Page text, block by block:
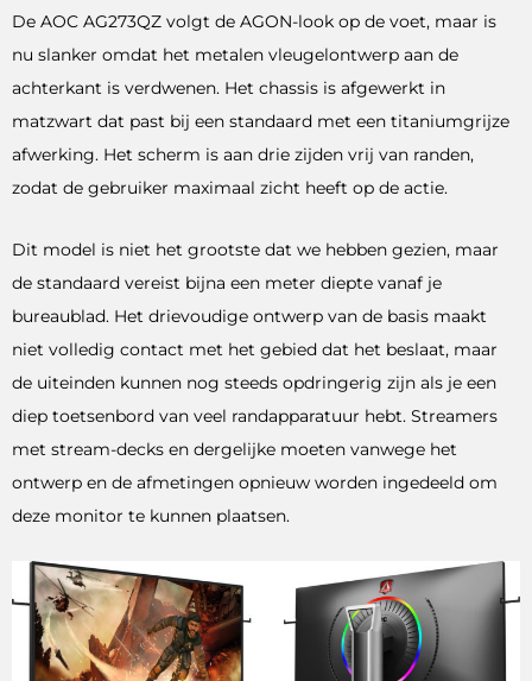
De AOC AG273QZ volgt de AGON-look op de voet, maar is
nu slanker omdat het metalen vleugelontwerp aan de
achterkant is verdwenen. Het chassis is afgewerkt in
matzwart dat past bij een standaard met een titaniumgrijze
afwerking. Het scherm is aan drie zijden vrij van randen,
zodat de gebruiker maximaal zicht heeft op de actie.
Dit model is niet het grootste dat we hebben gezien, maar
de standaard vereist bijna een meter diepte vanaf je
bureaublad. Het drievoudige ontwerp van de basis maakt
niet volledig contact met het gebied dat het beslaat, maar
de uiteinden kunnen nog steeds opdringerig zijn als je een
diep toetsenbord van veel randapparatuur hebt. Streamers
met stream-decks en dergelijke moeten vanwege het
ontwerp en de afmetingen opnieuw worden ingedeeld om
deze monitor te kunnen plaatsen.